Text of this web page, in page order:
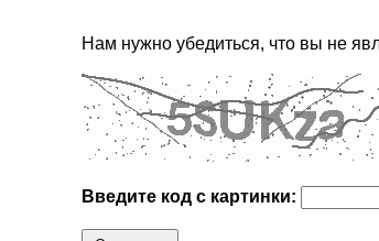
Нам нужно убедиться, что вы не
Введите код с картинки: